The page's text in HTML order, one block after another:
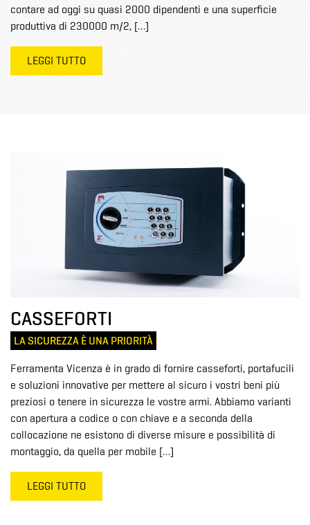
contare ad oggi su quasi 2000 dipendenti e una superficie
produttiva di 230000 m/2, […]
LEGGI TUTTO
CASSEFORTI
LA SICUREZZA È UNA PRIORITÀ
Ferramenta Vicenza è in grado di fornire casseforti, portafucili
e soluzioni innovative per mettere al sicuro i vostri beni più
preziosi o tenere in sicurezza le vostre armi. Abbiamo varianti
con apertura a codice o con chiave e a seconda della
collocazione ne esistono di diverse misure e possibilità di
montaggio, da quella per mobile […]
LEGGI TUTTO